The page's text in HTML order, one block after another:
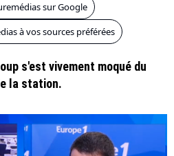
sur Google
à vos sources préférées
s'est vivement moqué du
la station.